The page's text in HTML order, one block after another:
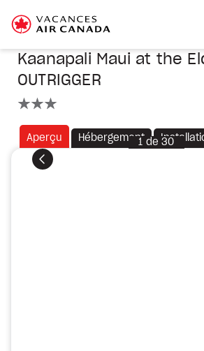
Kaanapali Maui at the
OUTRIGGER
Aperçu Hébergement
Précédent
1 de30